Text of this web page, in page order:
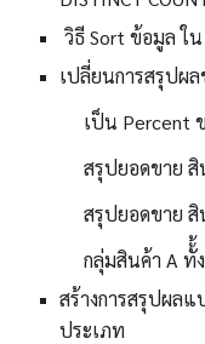
วิธี Sort ข้อมูล ใ
เปลี่ยนการสรุปผ
เป็น Percent
สรุปยอดขาย
สรุปยอดขาย สิ
กลุ่มสินค้า A ทั้้
สร้างการสรุปผล
ประเภท